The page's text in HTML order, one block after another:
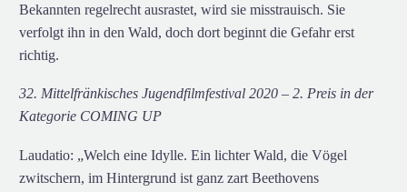
Bekannten regelrecht ausrastet, wird sie misstrauisch. Sie
verfolgt ihn in den Wald, doch dort beginnt die Gefahr erst
richtig.
32. Mittelfränkisches Jugendfilmfestival 2020 – 2. Preis in der
Kategorie COMING UP
Laudatio: „Welch eine Idylle. Ein lichter Wald, die Vögel
zwitschern, im Hintergrund ist ganz zart Beethovens